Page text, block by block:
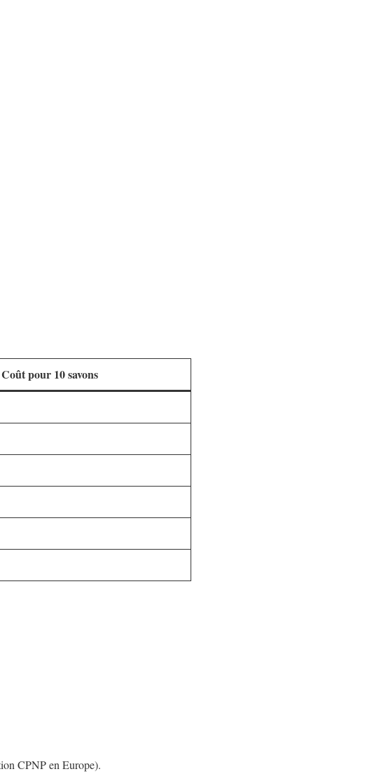
Coût pour 10 savons
CPNP en Europe).